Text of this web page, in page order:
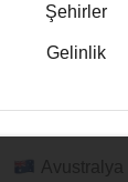
Şehirler
Gelinlik